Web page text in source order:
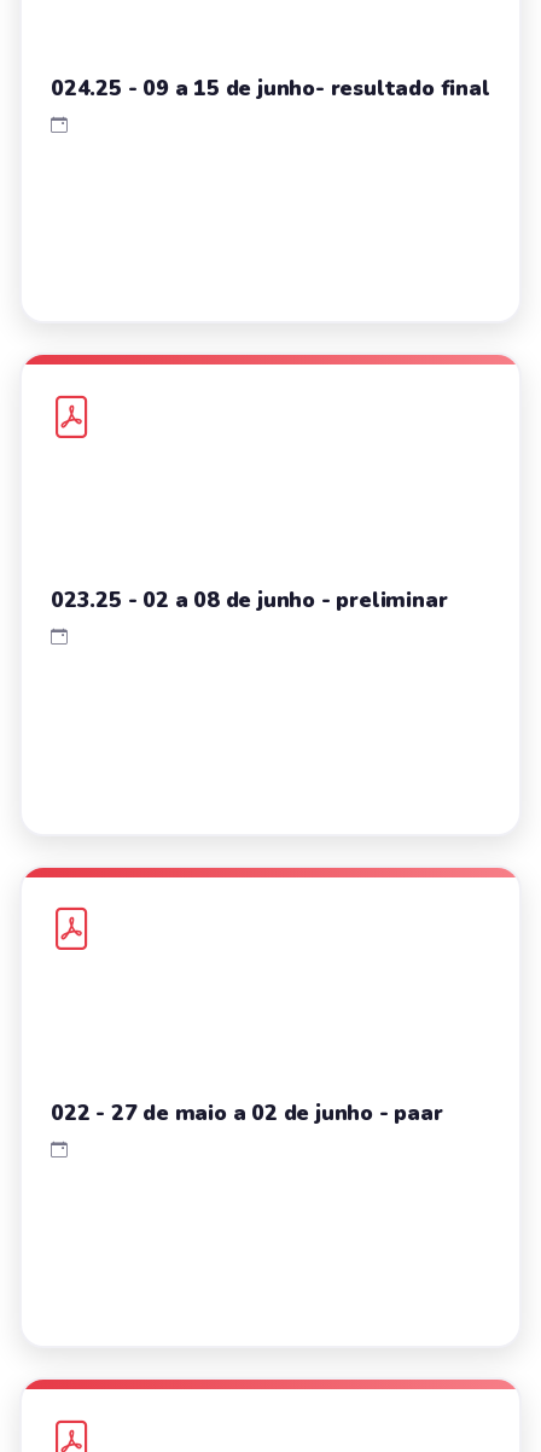
024.25 - 09 a 15 de junho- resultado final
023.25 - 02 a 08 de junho - preliminar
022 - 27 de maio a 02 de junho - paar